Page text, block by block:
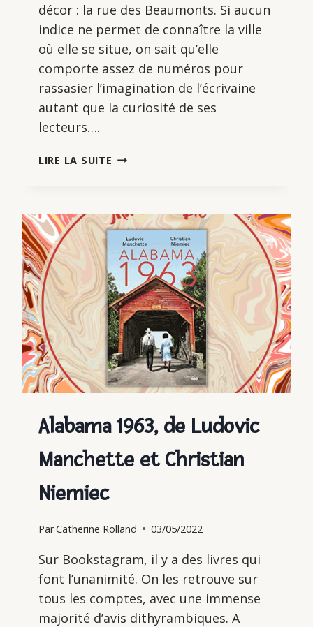
décor : la rue des Beaumonts. Si aucun
indice ne permet de connaître la ville
où elle se situe, on sait qu’elle
comporte assez de numéros pour
rassasier l’imagination de l’écrivaine
autant que la curiosité de ses
lecteurs….
LIRE LA SUITE BASSE-
CRASSOUS
Alabama 1963, de Ludovic
Manchette et Christian
Niemiec
ParCatherine Rolland 03/05/2022
Sur Bookstagram, il y a des livres qui
font l’unanimité. On les retrouve sur
tous les comptes, avec une immense
majorité d’avis dithyrambiques. A